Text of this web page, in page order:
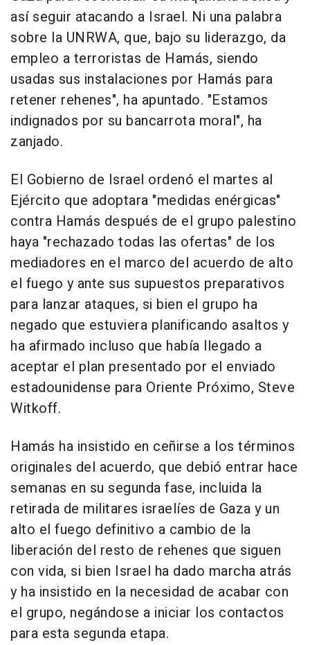
así seguir atacando a Israel. Ni una palabra
sobre la UNRWA, que, bajo su liderazgo, da
empleo a terroristas de Hamás, siendo
usadas sus instalaciones por Hamás para
retener rehenes", ha apuntado. "Estamos
indignados por su bancarrota moral", ha
zanjado.
El Gobierno de Israel ordenó el martes al
Ejército que adoptara "medidas enérgicas"
contra Hamás después de el grupo palestino
haya "rechazado todas las ofertas" de los
mediadores en el marco del acuerdo de alto
el fuego y ante sus supuestos preparativos
para lanzar ataques, si bien el grupo ha
negado que estuviera planificando asaltos y
ha afirmado incluso que había llegado a
aceptar el plan presentado por el enviado
estadounidense para Oriente Próximo, Steve
Witkoff.
Hamás ha insistido en ceñirse a los términos
originales del acuerdo, que debió entrar hace
semanas en su segunda fase, incluida la
retirada de militares israelíes de Gaza y un
alto el fuego definitivo a cambio de la
liberación del resto de rehenes que siguen
con vida, si bien Israel ha dado marcha atrás
y ha insistido en la necesidad de acabar con
el grupo, negándose a iniciar los contactos
para esta segunda etapa.